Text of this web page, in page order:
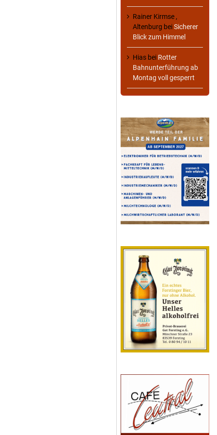
Rainer Kirmse ,
Altenburg beiSicherer
Blick zum Himmel
Hias bei Rotter
Bahnunterführung ab
Montag voll gesperrt